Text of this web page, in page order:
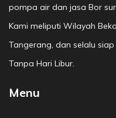
pompa air dan jasa Bor
Kami meliputi Wilayah
Tangerang, dan selalu
Tanpa Hari Libur.
Menu